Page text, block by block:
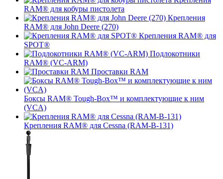
RAM® для кобуры пистолета
Крепления
RAM® для John Deere (270)
Крепления RAM® для
SPOT®
Подлокотники
RAM® (VC-ARM)
Проставки RAM
Боксы RAM® Tough-Box™ и комплектующие к ним
(VCA)
Крепления RAM® для Cessna (RAM-B-131)